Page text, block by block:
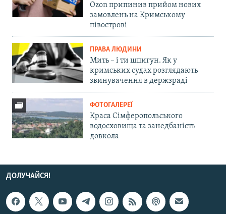
Ozon припинив прийом нових
замовлень на Кримському
півострові
ПРАВА ЛЮДИНИ
Мить – і ти шпигун. Як у
кримських судах розглядають
звинувачення в держзраді
ФОТОГАЛЕРЕЇ
Краса Сімферопольського
водосховища та занедбаність
довкола
ДОЛУЧАЙСЯ!